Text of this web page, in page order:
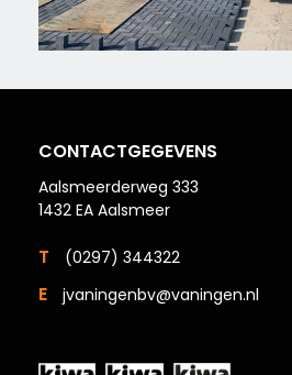
CONTACTGEGEVENS
Aalsmeerderweg 333
1432 EA Aalsmeer
T (0297) 344322
E jvaningenbv@vaningen.nl